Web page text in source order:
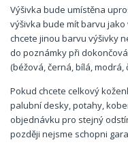
Výšivka bude umístěna
výšivka bude mít barvu
chcete jinou barvu výšivky
do poznámky při
(béžová, černá, bílá, modrá,
Pokud chcete celkový
palubní desky, potahy,
objednávku pro stejný
později nejsme schopni